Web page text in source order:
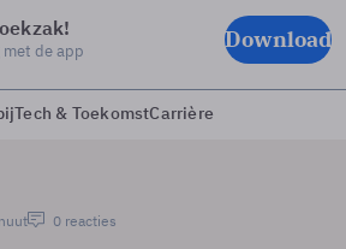
met de app Download
Tech & ToekomstCarrière
0 reacties